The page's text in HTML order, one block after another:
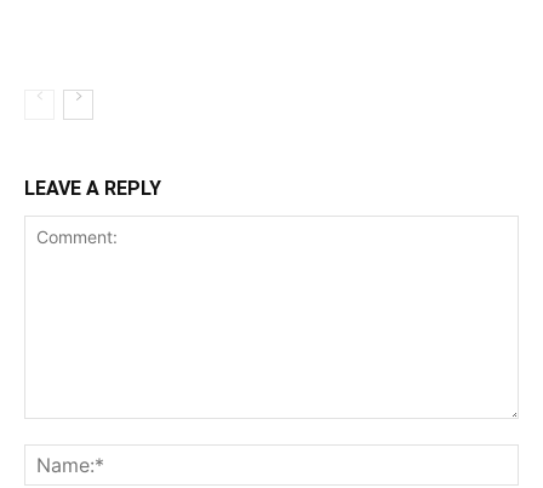
LEAVE A REPLY